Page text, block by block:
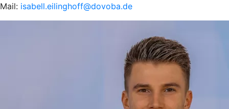
Mail: isabell.eilinghoff@dovoba.de